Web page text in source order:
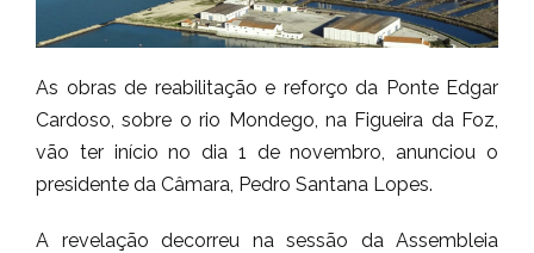
As obras de reabilitação e reforço da Ponte Edgar
Cardoso, sobre o rio Mondego, na Figueira da Foz,
vão ter início no dia 1 de novembro, anunciou o
presidente da Câmara, Pedro Santana Lopes.
A revelação decorreu na sessão da Assembleia